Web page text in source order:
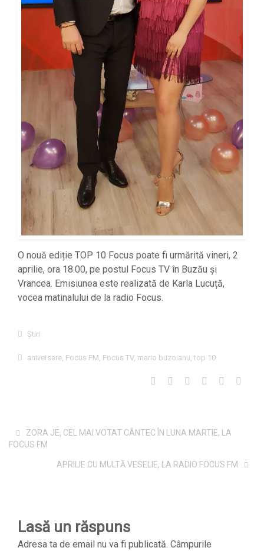
O nouă ediție TOP 10 Focus poate fi urmărită vineri, 2
aprilie, ora 18.00, pe postul Focus TV în Buzău și
Vrancea. Emisiunea este realizată de Karla Lucuță,
vocea matinalului de la radio Focus.
Știri
aniversare, Focus FM, Focus TV, mario buzoianu, top 10
ZORA JE, CEL MAI VOTAT CÂNTEC ÎN LUNA MARTIE, LA
FOCUS FM
APRILIE CU MULTĂ VESELIE, LA RADIO FOCUS FM
Lasă un răspuns
Adresa ta de email nu va fi publicată. Câmpurile